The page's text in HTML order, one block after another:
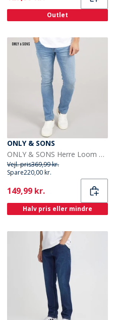
Outlet
ONLY & SONS
ONLY & SONS Herre Loom Slim Fit Jeans Medium Blue Denim
Vejl. pris369,99 kr.
Spare220,00 kr.
Current
149,99 kr.
Halv pris eller mindre